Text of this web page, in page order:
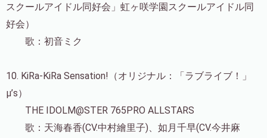
スクールアイドル同好会」虹ヶ咲学園スクールアイドル同
好会）
歌：初音ミク
10. KiRa-KiRa Sensation!（オリジナル：「ラブライブ！」
μ’s）
THE IDOLM@STER 765PRO ALLSTARS
歌：天海春香(CV.中村繪里子)、如月千早(CV.今井麻